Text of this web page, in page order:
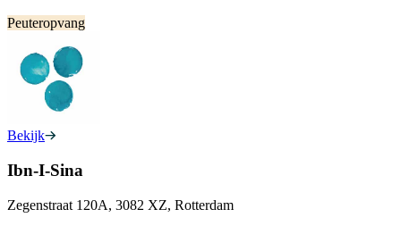
Peuteropvang
Bekijk
Ibn-I-Sina
Zegenstraat 120A, 3082 XZ, Rotterdam